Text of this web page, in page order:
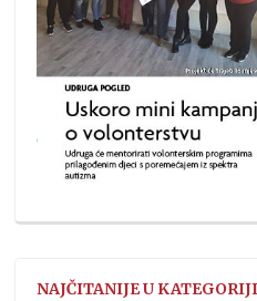
NAJČITANIJE U KATEGORIJI